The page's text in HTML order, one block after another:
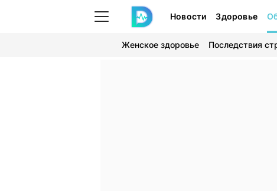
Новости Здоровье
Женское здоровье Последствия